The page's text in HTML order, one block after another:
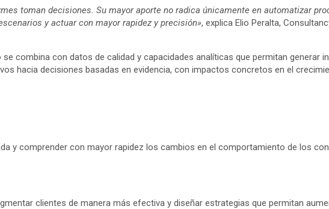
toman decisiones. Su mayor aporte no radica únicamente en automatizar
y actuar con mayor rapidez y precisión», explica Elio Peralta,
combina con datos de calidad y capacidades analíticas que permitan generar
hacia decisiones basadas en evidencia, con impactos concretos en el
y comprender con mayor rapidez los cambios en el comportamiento de los
clientes de manera más efectiva y diseñar estrategias que permitan